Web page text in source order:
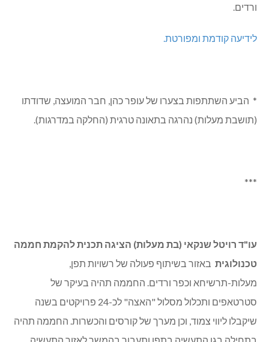
ורדים.
לידיעה קודמת ומפורטת.
* הביע השתתפות בצערו של עופר כהן, חבר המועצה, שדודתו
(תושבת מעלות) נהרגה בתאונה טרגית (החלקה במדרגות).
***
עו"ד רויטל שנקאי (בת מעלות) הציגה תכנית להקמת חממה
טכנולוגית באזור בשיתוף פעולה של רשויות תפן,
מעלות-תרשיחא וכפר ורדים. החממה תהיה בעיקר של
סטרטאפים ותכלול מסלול "האצה" לכ-24 פרויקטים בשנה
שיקבלו ליווי צמוד, וכן מערך של קורסים והכשרות. החממה תהיה
בתחילה בגן התעשיה בתפן ותעבור בהמשך לאזור התעשיה